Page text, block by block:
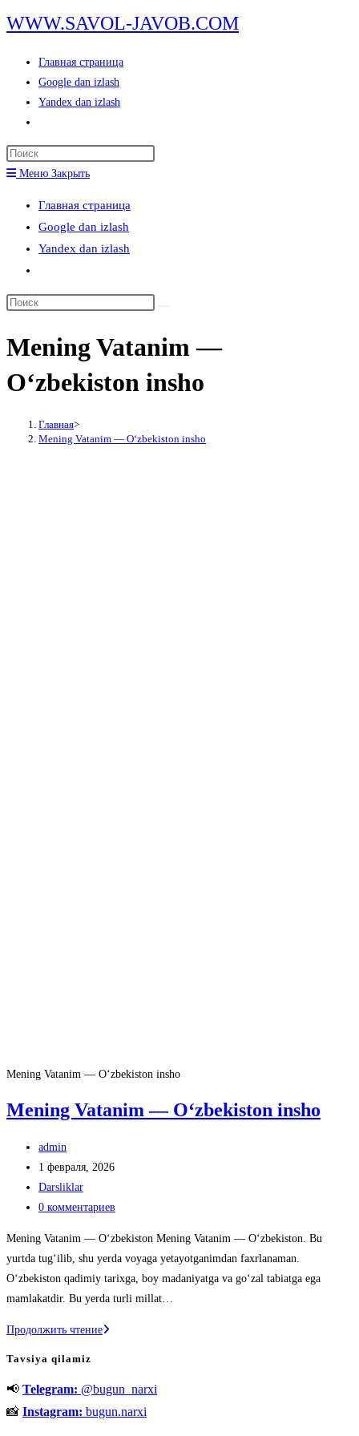
Перейти
к
содержимому
WWW.SAVOL-JAVOB.COM
Главная страница
Google dan izlash
Yandex dan izlash
по
веб-
сайту
Меню Закрыть
Главная страница
Google dan izlash
Yandex dan izlash
по
сайту
Поиск
сайте
Mening Vatanim —
O‘zbekiston insho
Главная>
Mening Vatanim — O‘zbekiston insho
Mening Vatanim — O‘zbekiston insho
Mening Vatanim — O‘zbekiston insho
Автор
записи:
admin
Запись
опубликована:
1 февраля, 2026
Рубрика
записи:
Darsliklar
Комментарии
записи:
0 комментариев
Mening Vatanim — O‘zbekiston Mening Vatanim — O‘zbekiston. Bu
yurtda tug‘ilib, shu yerda voyaga yetayotganimdan faxrlanaman.
O‘zbekiston qadimiy tarixga, boy madaniyatga va go‘zal tabiatga ega
mamlakatdir. Bu yerda turli millat…
Продолжить чтениеMening
O‘zbekiston
insho
Tavsiya qilamiz
📢 Telegram: @bugun_narxi
📸 Instagram: bugun.narxi